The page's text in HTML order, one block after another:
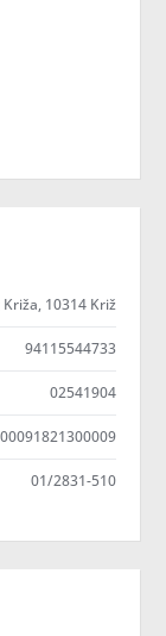
10314 Križ
94115544733
02541904
01/2831-510